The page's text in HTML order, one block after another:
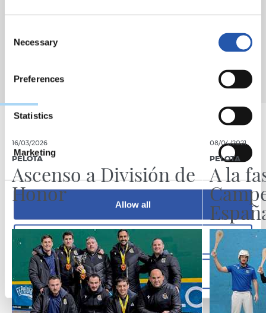
Selection
Necessary
Preferences
Statistics
Marketing
Allow all
Allow selection
Deny
16/03/2026
PELOTA
Ascenso a División de
Honor
08/04/2021
PELOTA
A la